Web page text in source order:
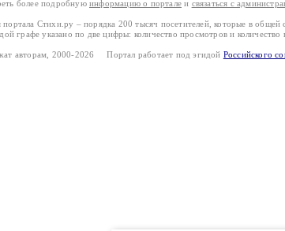
более подробную информацию о портале и связаться с
портала Стихи.ру – порядка 200 тысяч посетителей, которые в
графе указано по две цифры: количество просмотров и количество
авторам, 2000-2026 Портал работает под эгидой Российского